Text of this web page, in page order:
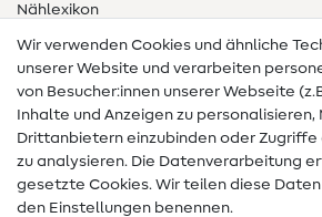
Nählexikon
Nähanleitungen
Hilfe & Kontakt
Kontakt
Infos zum Betreiberwechsel
Wir verwenden Cookies und ähnliche
unserer Website und verarbeiten
von Besucher:innen unserer Webseite
Inhalte und Anzeigen zu personalisieren,
Drittanbietern einzubinden oder Zugriffe
zu analysieren. Die Datenverarbeitung
gesetzte Cookies. Wir teilen diese
den Einstellungen benennen.